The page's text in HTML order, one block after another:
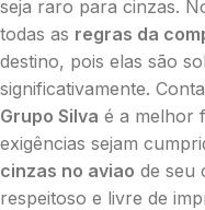
seja raro para cinzas.
todas as regras da
destino, pois elas são
significativamente.
Grupo Silva é a melhor
exigências sejam
cinzas no aviao de seu
respeitoso e livre de